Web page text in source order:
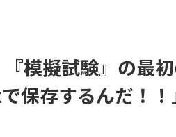
『模擬試験』の最
保存するんだ！